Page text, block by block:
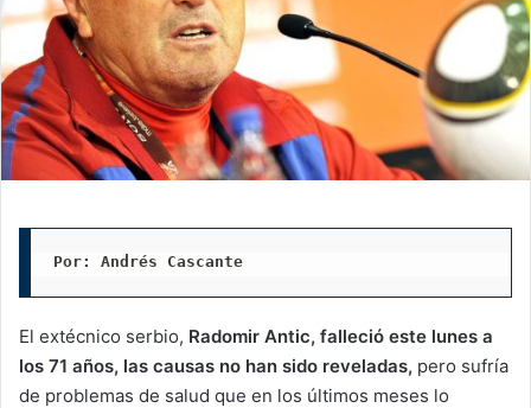
Por: Andrés Cascante
El extécnico serbio, Radomir Antic, falleció este lunes a
los 71 años, las causas no han sido reveladas, pero sufría
de problemas de salud que en los últimos meses lo